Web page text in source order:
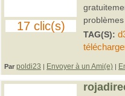
17 clic(s)
problèmes
TAG(S):
Par poldi23 | Envoyer à un Ami(e) |